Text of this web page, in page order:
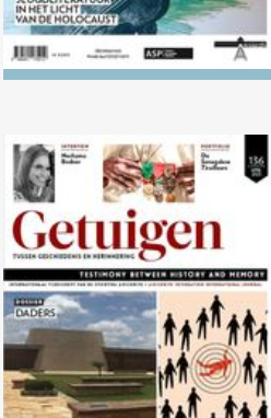
Nr. 136 (04/2023) Daders